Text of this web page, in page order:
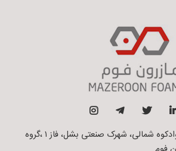
مازندران، سوادکوه شمالی، شهرک صنعتی بشل، فاز ۱ ،گروه